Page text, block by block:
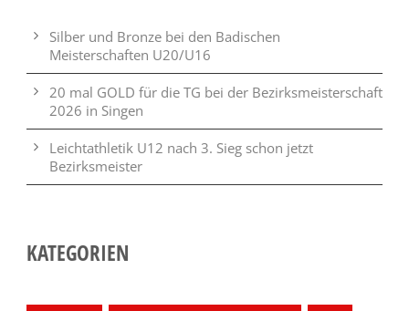
Silber und Bronze bei den Badischen
Meisterschaften U20/U16
20 mal GOLD für die TG bei der Bezirksmeisterschaft
2026 in Singen
Leichtathletik U12 nach 3. Sieg schon jetzt
Bezirksmeister
KATEGORIEN